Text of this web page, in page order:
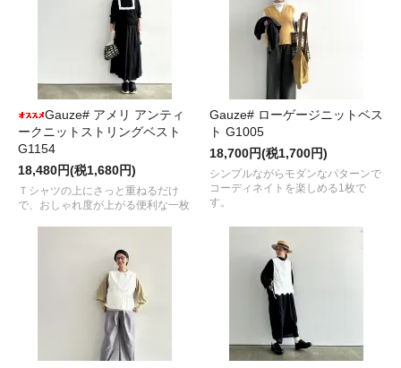
Gauze# アメリ アンティ
ークニットストリングベスト
G1154
18,480円(税1,680円)
Ｔシャツの上にさっと重ねるだけ
で、おしゃれ度が上がる便利な一枚
Gauze# ローゲージニットベス
ト G1005
18,700円(税1,700円)
シンプルながらモダンなパターンで
コーディネイトを楽しめる1枚で
す。